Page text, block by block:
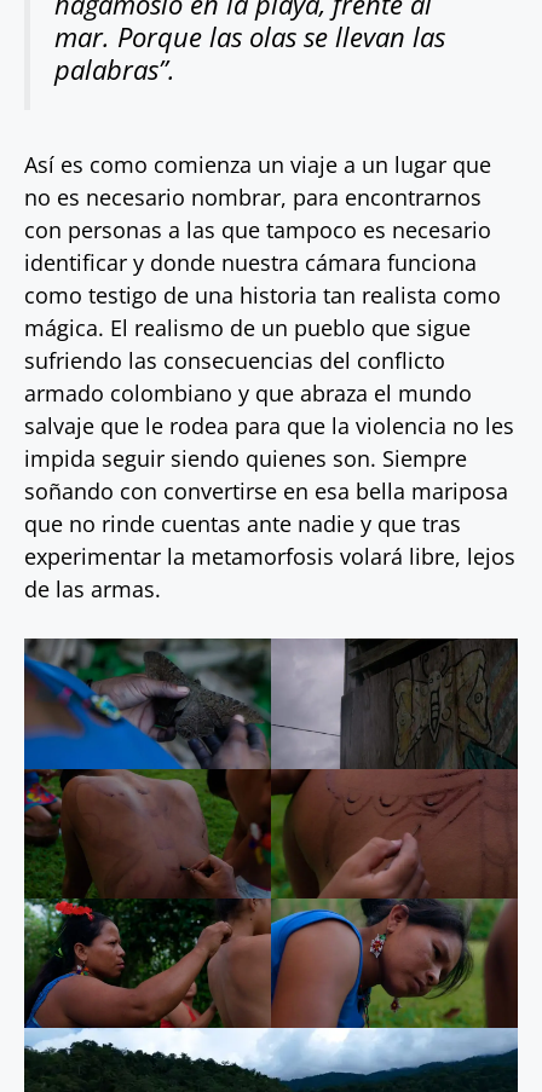
mar. Porque las olas se llevan las
palabras”.
Así es como comienza un viaje a un lugar que
no es necesario nombrar, para encontrarnos
con personas a las que tampoco es necesario
identificar y donde nuestra cámara funciona
como testigo de una historia tan realista como
mágica. El realismo de un pueblo que sigue
sufriendo las consecuencias del conflicto
armado colombiano y que abraza el mundo
salvaje que le rodea para que la violencia no les
impida seguir siendo quienes son. Siempre
soñando con convertirse en esa bella mariposa
que no rinde cuentas ante nadie y que tras
experimentar la metamorfosis volará libre, lejos
de las armas.